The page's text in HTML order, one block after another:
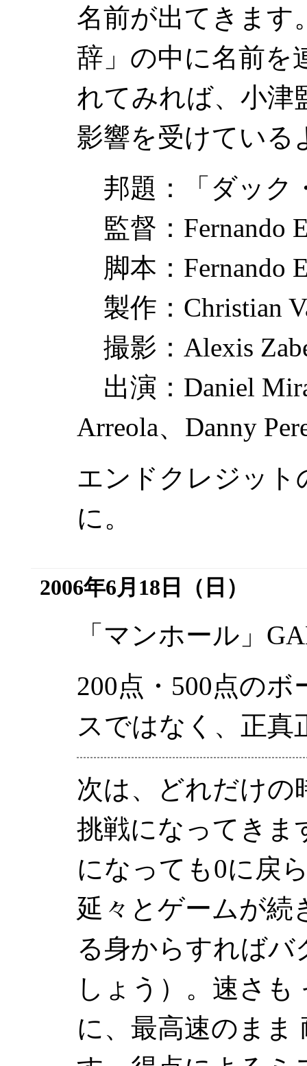
名前が出てきます
辞」の中に名前を
れてみれば、小津
影響を受けている
邦題：「ダック
監督： Fernando
脚本： Fernando
製作： Christian
撮影： Alexis
出演： Daniel
Arreola、 Danny
エンドクレジット
に。
2006年6月18日（日）
「マンホール」
200点・500点の
スではなく、正真
次は、どれだけの
挑戦になってきま
になっても0に戻
延々とゲームが続
る身からすれば
しょう）。速さ
に、最高速のまま